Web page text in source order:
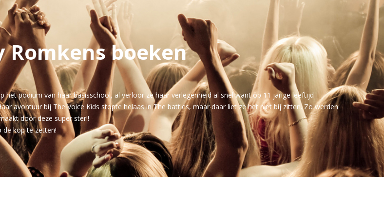
Romkens boeken
podium van haar basisschool, al verloor ze haar verlegenheid al snel want op 11 jarige leeftijd
avontuur bij The Voice Kids stopte helaas in The battles, maar daar liet ze het niet bij zitten. Zo werden
door deze super ster!!
de kop te zetten!